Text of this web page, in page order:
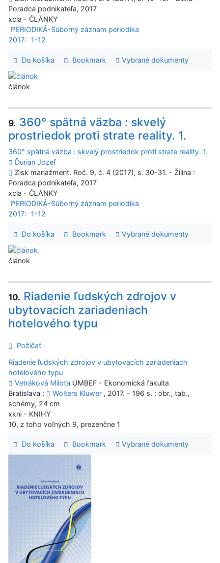
Poradca podnikateľa, 2017
xcla - ČLÁNKY
PERIODIKÁ-Súborný záznam periodika
2017:
1-12
Do košíka Bookmark Vybrané dokumenty
článok
9. 360° spätná väzba : skvelý
prostriedok proti strate reality. 1.
360° spätná väzba : skvelý prostriedok proti strate reality. 1.
Ďurian Jozef
Zisk manažment. Roč. 9, č. 4 (2017), s. 30-31. - Žilina :
Poradca podnikateľa, 2017
xcla - ČLÁNKY
PERIODIKÁ-Súborný záznam periodika
2017:
1-12
Do košíka Bookmark Vybrané dokumenty
článok
10. Riadenie ľudských zdrojov v
ubytovacích zariadeniach
hotelového typu
Požičať
Riadenie ľudských zdrojov v ubytovacích zariadeniach
hotelového typu
Vetráková Milota UMBEF - Ekonomická fakulta
Bratislava :
Wolters Kluwer , 2017. - 196 s. : obr., tab.,
schémy, 24 cm
xkni - KNIHY
10, z toho voľných 9, prezenčne 1
Do košíka Bookmark Vybrané dokumenty